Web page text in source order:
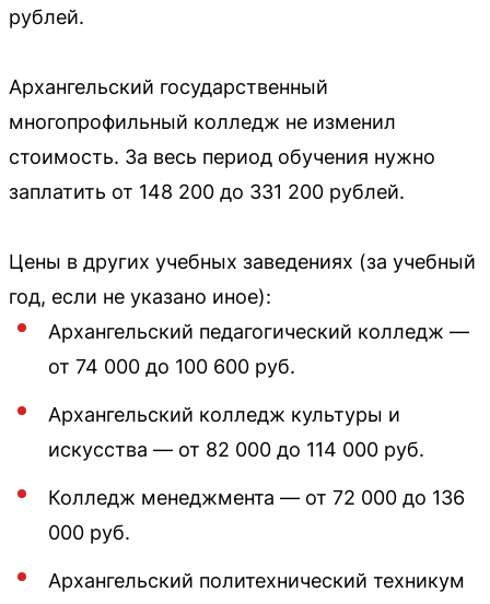
рублей.
Архангельский государственный
многопрофильный колледж не изменил
стоимость. За весь период обучения нужно
заплатить от 148 200 до 331 200 рублей.
Цены в других учебных заведениях (за учебный
год, если не указано иное):
Архангельский педагогический колледж —
от 74 000 до 100 600 руб.
Архангельский колледж культуры и
искусства — от 82 000 до 114 000 руб.
Колледж менеджмента — от 72 000 до 136
000 руб.
Архангельский политехнический техникум